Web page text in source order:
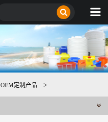
OEM定制产品 >